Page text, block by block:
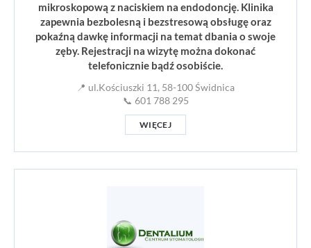
mikroskopową z naciskiem na endodoncję. Klinika
zapewnia bezbolesną i bezstresową obsługę oraz
pokaźną dawkę informacji na temat dbania o swoje
zęby. Rejestracji na wizytę można dokonać
telefonicznie bądź osobiście.
📍 ul.Kościuszki 11, 58-100 Świdnica
📞 601 788 295
WIĘCEJ